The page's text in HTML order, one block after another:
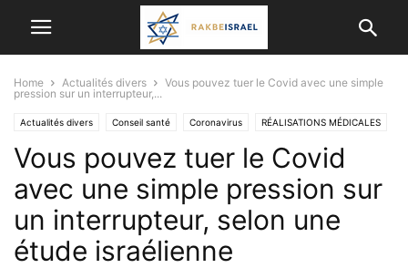
Home Actualités divers
Vous pouvez tuer le Covid avec une simple
pression sur un interrupteur,...
Actualités divers Conseil santé Coronavirus RÉALISATIONS MÉDICALES
SCIENCE ET TECHNOLOGIE
Vous pouvez tuer le Covid
avec une simple pression sur
un interrupteur, selon une
étude israélienne